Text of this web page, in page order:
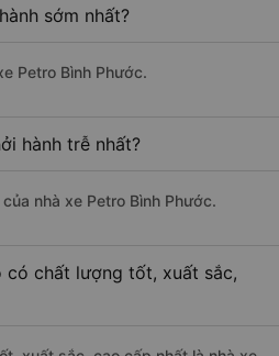
sớm nhất?
Petro Bình Phước.
hành trễ nhất?
nhà xe Petro Bình Phước.
có chất lượng tốt, xuất sắc,